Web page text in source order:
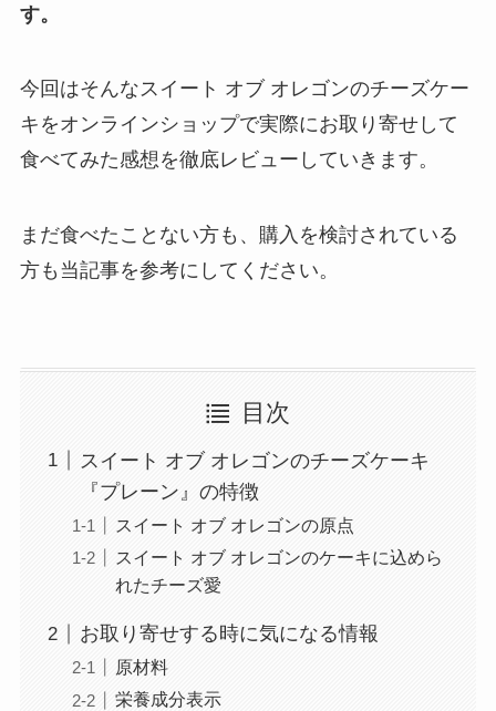
す。
今回はそんなスイート オブ オレゴンのチーズケー
キをオンラインショップで実際にお取り寄せして
食べてみた感想を徹底レビューしていきます。
まだ食べたことない方も、購入を検討されている
方も当記事を参考にしてください。
目次
スイート オブ オレゴンのチーズケーキ
『プレーン』の特徴
スイート オブ オレゴンの原点
スイート オブ オレゴンのケーキに込めら
れたチーズ愛
お取り寄せする時に気になる情報
原材料
栄養成分表示